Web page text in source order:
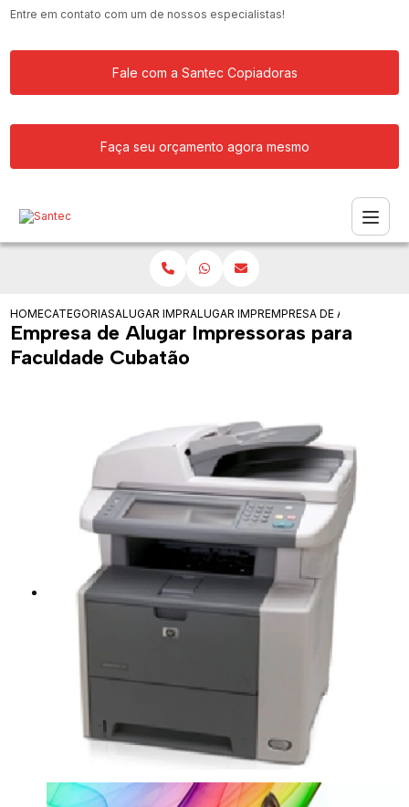
Entre em contato com um de nossos especialistas!
Fale com a Santec Copiadoras
Faça seu orçamento agora mesmo
HOMECATEGORIASALUGAR IMPRESSORAALUGAR IMPRESSORASEMPRESA DE ALUGAR
Empresa de Alugar Impressoras para
Faculdade Cubatão